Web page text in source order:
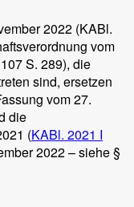
2022 (KABl.
vom
S. 289), die
sind, ersetzen
vom 27.
die
(KABl. 2021 I
2022 – siehe §